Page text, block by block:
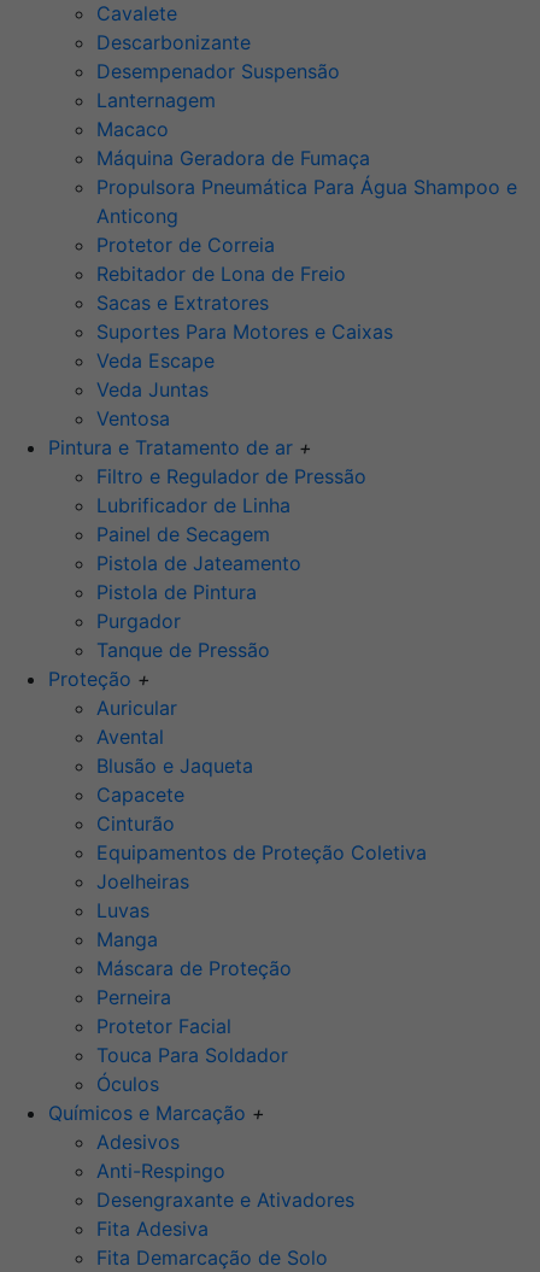
Cavalete
Descarbonizante
Desempenador Suspensão
Lanternagem
Macaco
Máquina Geradora de Fumaça
Propulsora Pneumática Para Água Shampoo e
Anticong
Protetor de Correia
Rebitador de Lona de Freio
Sacas e Extratores
Suportes Para Motores e Caixas
Veda Escape
Veda Juntas
Ventosa
Pintura e Tratamento de ar +
Filtro e Regulador de Pressão
Lubrificador de Linha
Painel de Secagem
Pistola de Jateamento
Pistola de Pintura
Purgador
Tanque de Pressão
Proteção +
Auricular
Avental
Blusão e Jaqueta
Capacete
Cinturão
Equipamentos de Proteção Coletiva
Joelheiras
Luvas
Manga
Máscara de Proteção
Perneira
Protetor Facial
Touca Para Soldador
Óculos
Químicos e Marcação +
Adesivos
Anti-Respingo
Desengraxante e Ativadores
Fita Adesiva
Fita Demarcação de Solo